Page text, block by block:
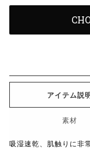
アイテム説
素材
吸湿速乾、肌触りに非